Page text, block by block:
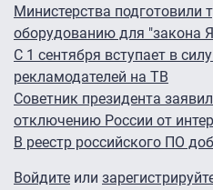
Министерства подготовили
оборудованию для "закона
С 1 сентября вступает в
рекламодателей на ТВ
Советник президента
отключению России от
В реестр российского ПО
Войдите или